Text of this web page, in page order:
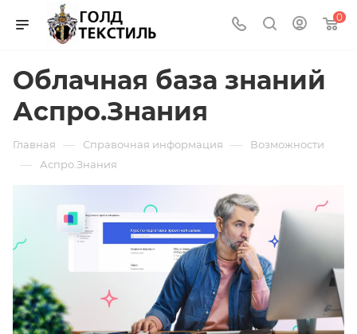
0
Облачная база знаний
Аспро.Знания
Главная — Справочная информация — Возможности
— Аспро.Знания